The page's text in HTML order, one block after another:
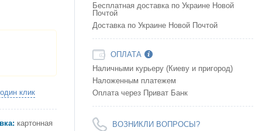
клик
картонная
Бесплатная доставка по Украине Новой
Почтой
Доставка по Украине Новой Почтой
ОПЛАТА
Наличными курьеру (Киеву и пригород)
Наложенным платежем
Оплата через Приват Банк
ВОЗНИКЛИ ВОПРОСЫ?